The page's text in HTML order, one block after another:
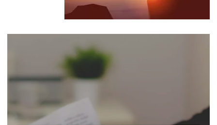
כנסים ואירועים
לכל העוסקים בתעשיית הסמיקונדקטור כולל מהנדסים,